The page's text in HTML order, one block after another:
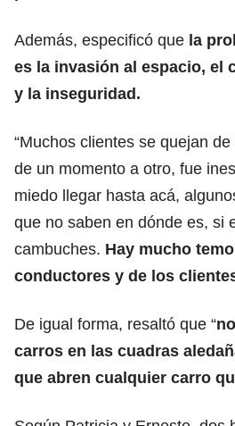
Además, especificó que la
es la invasión al espacio, el
y la inseguridad.
“Muchos clientes se quejan
de un momento a otro, fue
miedo llegar hasta acá,
que no saben en dónde es, si
cambuches. Hay mucho
conductores y de los
De igual forma, resaltó que “
carros en las cuadras
que abren cualquier carro